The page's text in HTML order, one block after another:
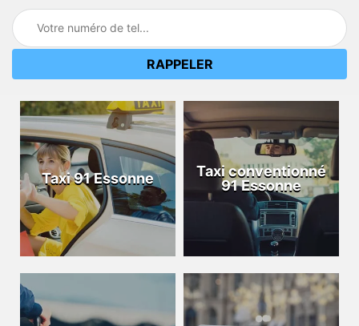
Taxi 91 Essonne
Taxi conventionné
91 Essonne